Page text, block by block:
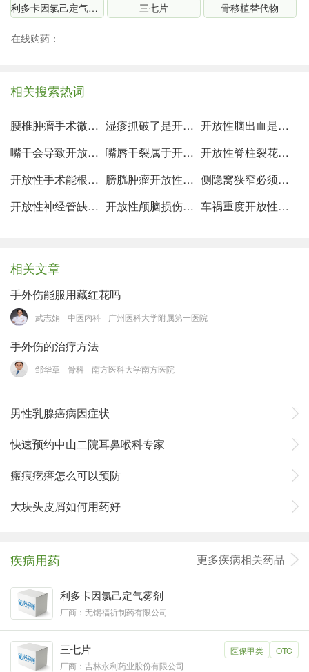
利多卡因氯己定气雾剂
三七片 骨移植替代物
在线购药：
相关搜索热词
腰椎肿瘤手术微创好还是开放性好 湿疹抓破了是开放性伤口吗
开放性脑出血是什么意思
嘴干会导致开放性伤口吗
嘴唇干裂属于开放性伤口么
开放性脊柱裂花多少钱
开放性手术能根治前列腺增生吗
膀胱肿瘤开放性手术和微创手术的区别
侧隐窝狭窄必须得做开放性手术吗
开放性神经管缺陷mom值0.58
开放性颅脑损伤术后半年抽烟不喝酒 车祸重度开放性颅脑损伤危险期多长时间
相关文章
手外伤能服用藏红花吗
武志娟 中医内科 广州医科大学附属第一医院
手外伤的治疗方法
邹华章 骨科 南方医科大学南方医院
男性乳腺癌病因症状
快速预约中山二院耳鼻喉科专家
瘢痕疙瘩怎么可以预防
大块头皮屑如何用药好
疾病用药 更多疾病相关药品
利多卡因氯己定气雾剂
厂商：无锡福祈制药有限公司
三七片 OTC
医保甲类
厂商：吉林永利药业股份有限公司